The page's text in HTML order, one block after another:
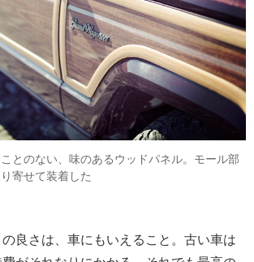
とのない、味のあるウッドパネル。モール部
寄せて装着した
良さは、車にもいえること。古い車は